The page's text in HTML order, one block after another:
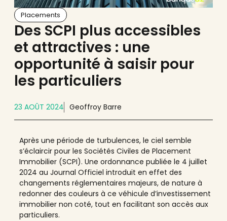
Placements
Des SCPI plus accessibles
et attractives : une
opportunité à saisir pour
les particuliers
23 AOÛT 2024 Geoffroy Barre
Après une période de turbulences, le ciel semble
s’éclaircir pour les Sociétés Civiles de Placement
Immobilier (SCPI). Une ordonnance publiée le 4 juillet
2024 au Journal Officiel introduit en effet des
changements réglementaires majeurs, de nature à
redonner des couleurs à ce véhicule d’investissement
immobilier non coté, tout en facilitant son accès aux
particuliers.